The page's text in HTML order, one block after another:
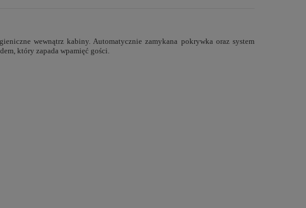
wewnątrz kabiny. Automatycznie zamykana pokrywka oraz system
który zapada wpamięć gości.